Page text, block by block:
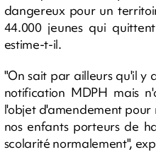
dangereux pour un
44.000 jeunes qui
estime-t-il.
"On sait par ailleurs qu'il y
notification MDPH mais
l'objet d'amendement
nos enfants porteurs de
scolarité normalement",